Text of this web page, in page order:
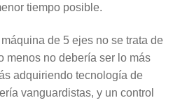
tiempo posible.
de 5 ejes no se trata de
menos no debería ser lo más
adquiriendo tecnología de
vanguardistas, y un control